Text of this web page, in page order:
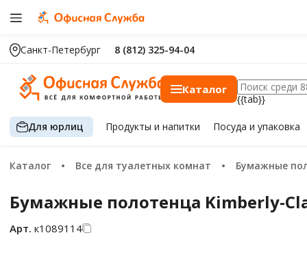
Санкт-Петербург 8 (812) 325-94-04
Каталог
{{tab}}
Для юрлиц Продуктыи напитки Посуда и упаковка
Каталог Все для туалетных комнат Бумажные
Бумажные полотенца Kimberly-
Арт. к1089114